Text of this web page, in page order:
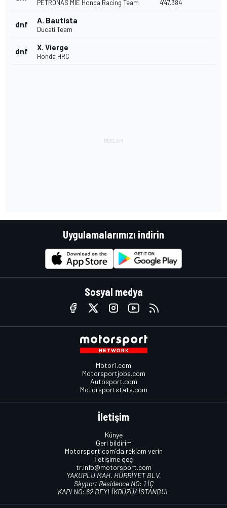
PETRONAS MIE Honda Racing Team 4'47.384
dnf A. Bautista
Ducati Team
dnf X. Vierge
Honda HRC
Uygulamalarımızı indirin
Sosyal medya
Motor1.com
Motorsportjobs.com
Autosport.com
Motorsportstats.com
İletişim
Künye
Geri bildirim
Motorsport.com'da reklam verin
İletişime geç
tr.info@motorsport.com
YAKUPLU MAH. HÜRRİYET BLV.
Skyport Residence NO: 1 İÇ
KAPI NO: 62 BEYLİKDÜZÜ/ İSTANBUL